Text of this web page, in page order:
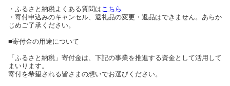
・ふるさと納税よくある質問はこちら
・寄付申込みのキャンセル、返礼品の変更・返品はできません。あらか
じめご了承ください。
■寄付金の用途について
「ふるさと納税」寄付金は、下記の事業を推進する資金として活用して
まいります。
寄付を希望される皆さまの想いでお選びください。